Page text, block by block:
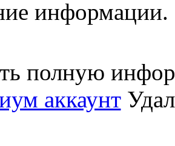
информации.
полную
аккаунт